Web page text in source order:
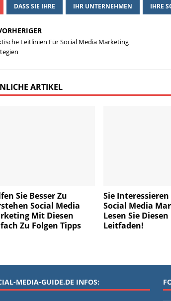
DASS SIE IHRE IHR UNTERNEHMEN IHRE
Leitlinien Für Social Media Marketing
ARTIKEL
Sie Besser Zu
Social Media
Mit Diesen
Zu Folgen Tipps
Sie Interessieren
Social Media
Lesen Sie Diesen
Leitfaden!
MEDIA-GUIDE.DE INFOS: